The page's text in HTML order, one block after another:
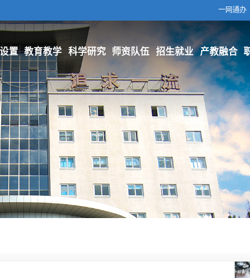
一网通办
置 教育教学 科学研究 师资队伍 招生就业 产教融合